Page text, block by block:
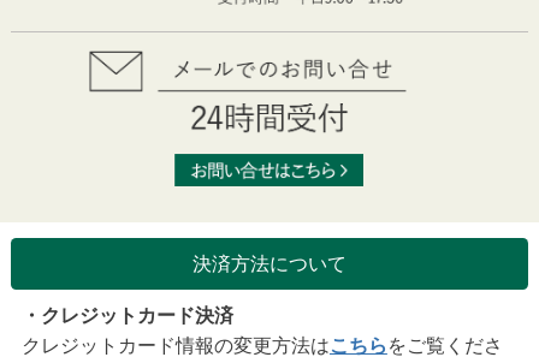
決済方法について
・クレジットカード決済
クレジットカード情報の変更方法はこちら をご覧くださ